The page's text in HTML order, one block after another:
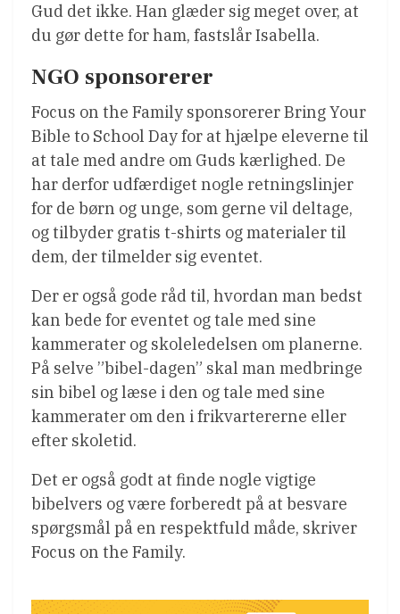
Gud det ikke. Han glæder sig meget over, at
du gør dette for ham, fastslår Isabella.
NGO sponsorerer
Focus on the Family sponsorerer Bring Your
Bible to School Day for at hjælpe eleverne til
at tale med andre om Guds kærlighed. De
har derfor udfærdiget nogle retningslinjer
for de børn og unge, som gerne vil deltage,
og tilbyder gratis t-shirts og materialer til
dem, der tilmelder sig eventet.
Der er også gode råd til, hvordan man bedst
kan bede for eventet og tale med sine
kammerater og skoleledelsen om planerne.
På selve ”bibel-dagen” skal man medbringe
sin bibel og læse i den og tale med sine
kammerater om den i frikvartererne eller
efter skoletid.
Det er også godt at finde nogle vigtige
bibelvers og være forberedt på at besvare
spørgsmål på en respektfuld måde, skriver
Focus on the Family.